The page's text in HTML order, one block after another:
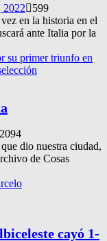
2022
599
en la historia en el
ante Italia por la
su primer triunfo en
2094
dio nuestra ciudad,
de Cosas
cayó 1-